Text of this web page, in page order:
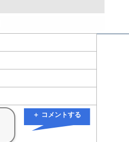
＋ コメントする